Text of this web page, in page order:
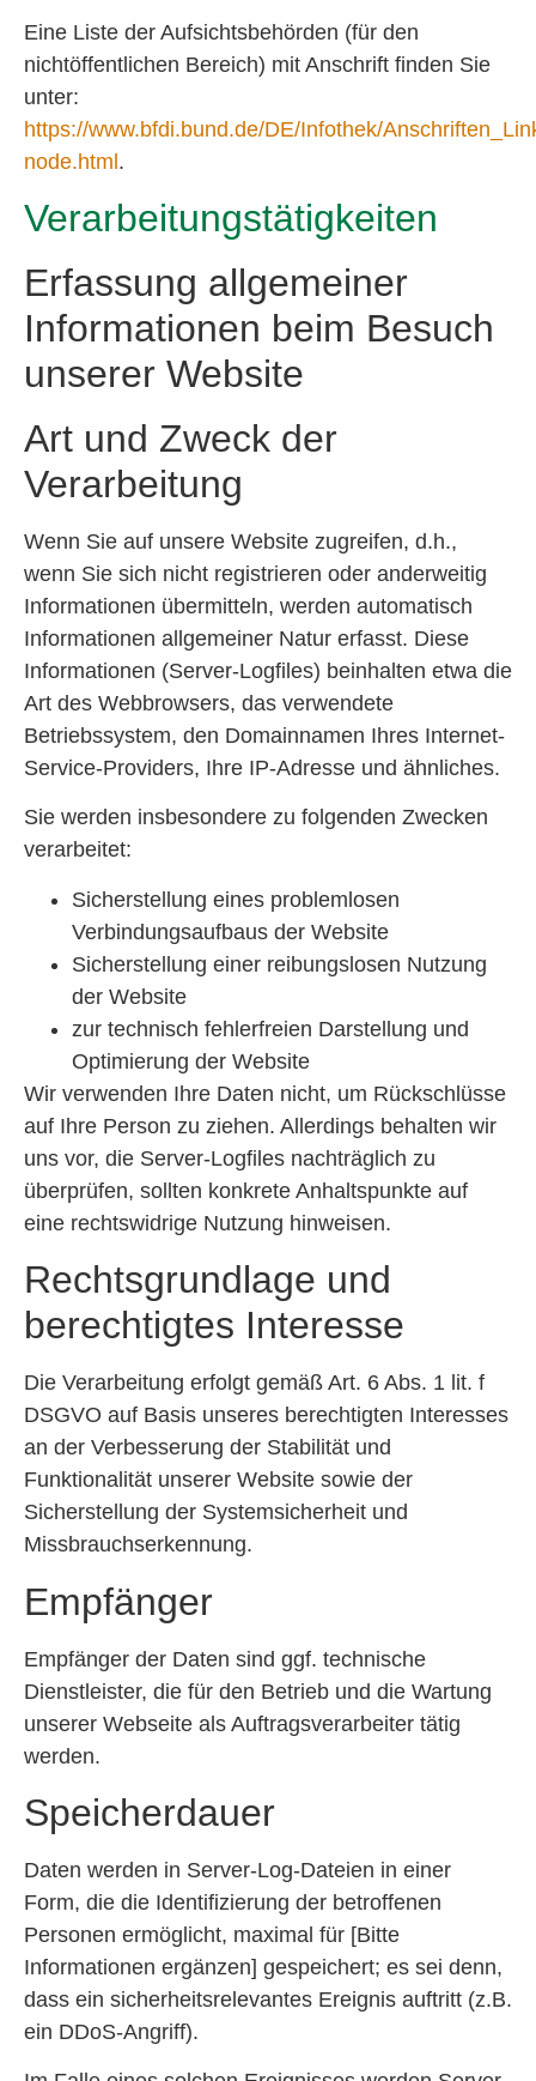
Eine Liste der Aufsichtsbehörden (für den
nichtöffentlichen Bereich) mit Anschrift finden Sie
unter:
https://www.bfdi.bund.de/DE/Infothek/
node.html.
Verarbeitungstätigkeiten
Erfassung allgemeiner
Informationen beim Besuch
unserer Website
Art und Zweck der
Verarbeitung
Wenn Sie auf unsere Website zugreifen, d.h.,
wenn Sie sich nicht registrieren oder anderweitig
Informationen übermitteln, werden automatisch
Informationen allgemeiner Natur erfasst. Diese
Informationen (Server-Logfiles) beinhalten etwa die
Art des Webbrowsers, das verwendete
Betriebssystem, den Domainnamen Ihres Internet-
Service-Providers, Ihre IP-Adresse und ähnliches.
Sie werden insbesondere zu folgenden Zwecken
verarbeitet:
Sicherstellung eines problemlosen
Verbindungsaufbaus der Website
Sicherstellung einer reibungslosen Nutzung
der Website
zur technisch fehlerfreien Darstellung und
Optimierung der Website
Wir verwenden Ihre Daten nicht, um Rückschlüsse
auf Ihre Person zu ziehen. Allerdings behalten wir
uns vor, die Server-Logfiles nachträglich zu
überprüfen, sollten konkrete Anhaltspunkte auf
eine rechtswidrige Nutzung hinweisen.
Rechtsgrundlage und
berechtigtes Interesse
Die Verarbeitung erfolgt gemäß Art. 6 Abs. 1 lit. f
DSGVO auf Basis unseres berechtigten Interesses
an der Verbesserung der Stabilität und
Funktionalität unserer Website sowie der
Sicherstellung der Systemsicherheit und
Missbrauchserkennung.
Empfänger
Empfänger der Daten sind ggf. technische
Dienstleister, die für den Betrieb und die Wartung
unserer Webseite als Auftragsverarbeiter tätig
werden.
Speicherdauer
Daten werden in Server-Log-Dateien in einer
Form, die die Identifizierung der betroffenen
Personen ermöglicht, maximal für [Bitte
Informationen ergänzen] gespeichert; es sei denn,
dass ein sicherheitsrelevantes Ereignis auftritt (z.B.
ein DDoS-Angriff).